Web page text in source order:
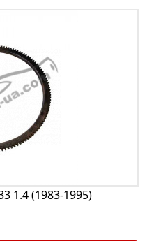
1.4 (1983-1995)